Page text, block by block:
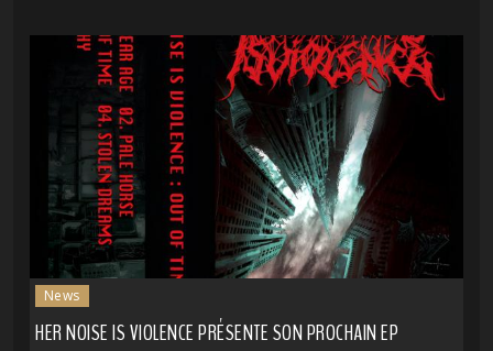
News
HER NOISE IS VIOLENCE PRÉSENTE SON PROCHAIN EP